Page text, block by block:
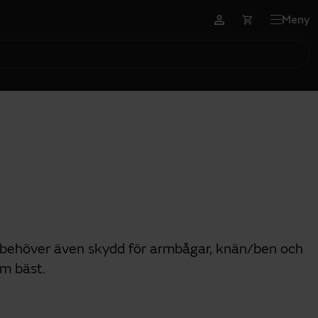
Meny
även skydd för armbågar, knän/ben och
bäst.